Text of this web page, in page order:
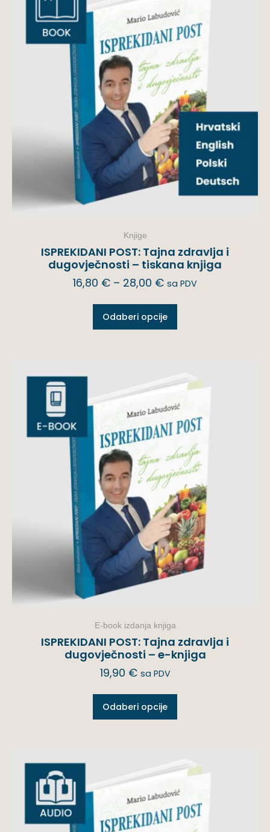
Knjige
ISPREKIDANI POST: Tajna zdravlja i
dugovječnosti – tiskana knjiga
16,80 € – 28,00 € sa PDV
Odaberi opcije
E-book izdanja knjiga
ISPREKIDANI POST: Tajna zdravlja i
dugovječnosti – e-knjiga
19,90 € sa PDV
Odaberi opcije